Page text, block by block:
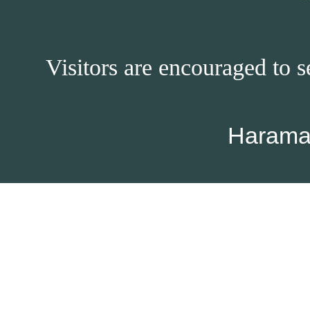
Visitors are encouraged to